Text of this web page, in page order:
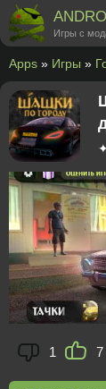
Игры с
Apps » Игры »
1 7